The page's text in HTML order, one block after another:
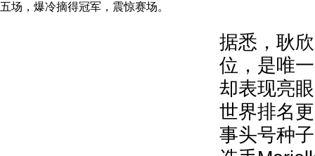
五场，爆冷摘得冠军，震惊赛场。
据悉，耿
位，是唯
却表现亮
世界排名
事头号种